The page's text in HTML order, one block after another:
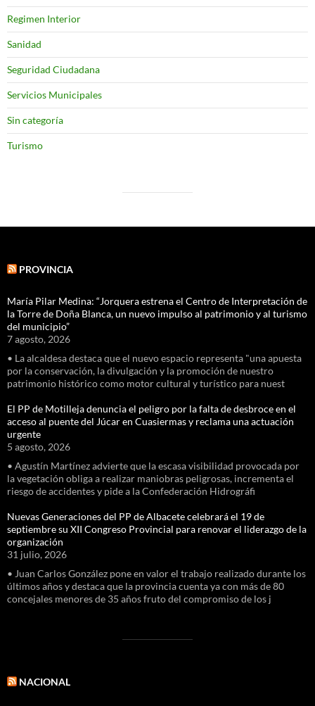
Regimen Interior
Sanidad
Seguridad Ciudadana
Servicios Municipales
Sin categoría
Turismo
PROVINCIA
María Pilar Medina: “Jorquera estrena el Centro de Interpretación de
la Torre de Doña Blanca, un nuevo impulso al patrimonio y al turismo
del municipio”
7 agosto, 2026
• La alcaldesa destaca que el nuevo espacio representa "una apuesta
por la conservación, la divulgación y la promoción de nuestro
patrimonio histórico como motor cultural y turístico para nuest
El PP de Motilleja denuncia el peligro por la falta de desbroce en el
acceso al puente del Júcar en Cuasiermas y reclama una actuación
urgente
5 agosto, 2026
• Agustín Martínez advierte que la escasa visibilidad provocada por
la vegetación obliga a realizar maniobras peligrosas, incrementa el
riesgo de accidentes y pide a la Confederación Hidrográfi
Nuevas Generaciones del PP de Albacete celebrará el 19 de
septiembre su XII Congreso Provincial para renovar el liderazgo de la
organización
31 julio, 2026
• Juan Carlos González pone en valor el trabajo realizado durante los
últimos años y destaca que la provincia cuenta ya con más de 80
concejales menores de 35 años fruto del compromiso de los j
NACIONAL